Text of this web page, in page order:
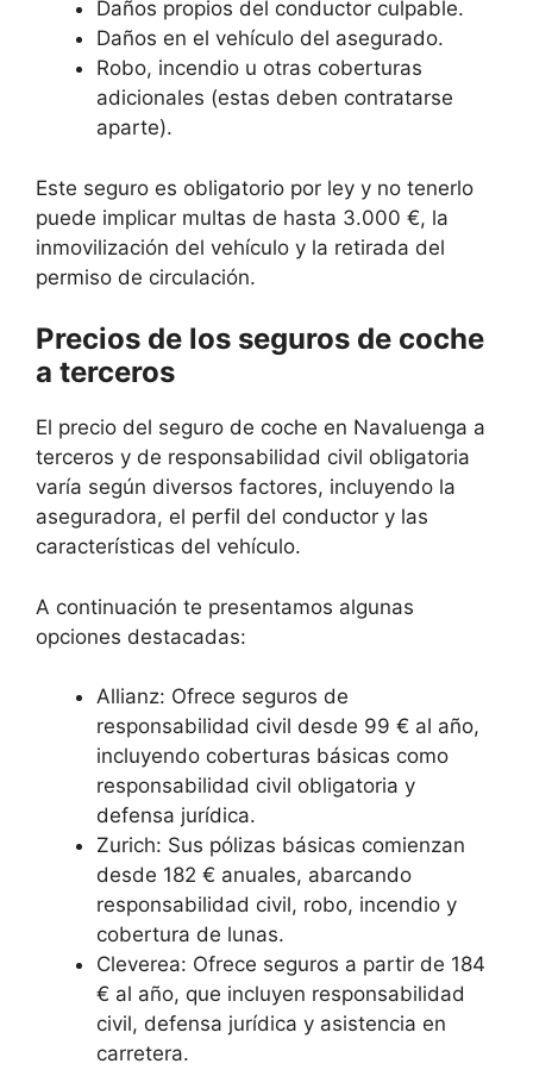
Daños propios del conductor culpable.
Daños en el vehículo del asegurado.
Robo, incendio u otras coberturas
adicionales (estas deben contratarse
aparte).
Este seguro es obligatorio por ley y no tenerlo
puede implicar multas de hasta 3.000 €, la
inmovilización del vehículo y la retirada del
permiso de circulación.
Precios de los seguros de coche
a terceros
El precio del seguro de coche en Navaluenga a
terceros y de responsabilidad civil obligatoria
varía según diversos factores, incluyendo la
aseguradora, el perfil del conductor y las
características del vehículo.
A continuación te presentamos algunas
opciones destacadas:
Allianz: Ofrece seguros de
responsabilidad civil desde 99 € al año,
incluyendo coberturas básicas como
responsabilidad civil obligatoria y
defensa jurídica.
Zurich: Sus pólizas básicas comienzan
desde 182 € anuales, abarcando
responsabilidad civil, robo, incendio y
cobertura de lunas.
Cleverea: Ofrece seguros a partir de 184
€ al año, que incluyen responsabilidad
civil, defensa jurídica y asistencia en
carretera.